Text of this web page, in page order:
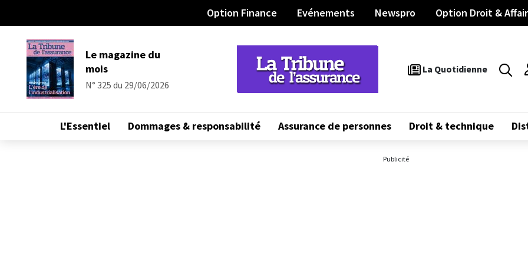
Option Finance Evénements Newspro Option Droit &
Le magazine du
mois
N° 325 du 29/06/2026
La Quotidienne
L'Essentiel Dommages & responsabilité Assurance de personnes Droit & technique